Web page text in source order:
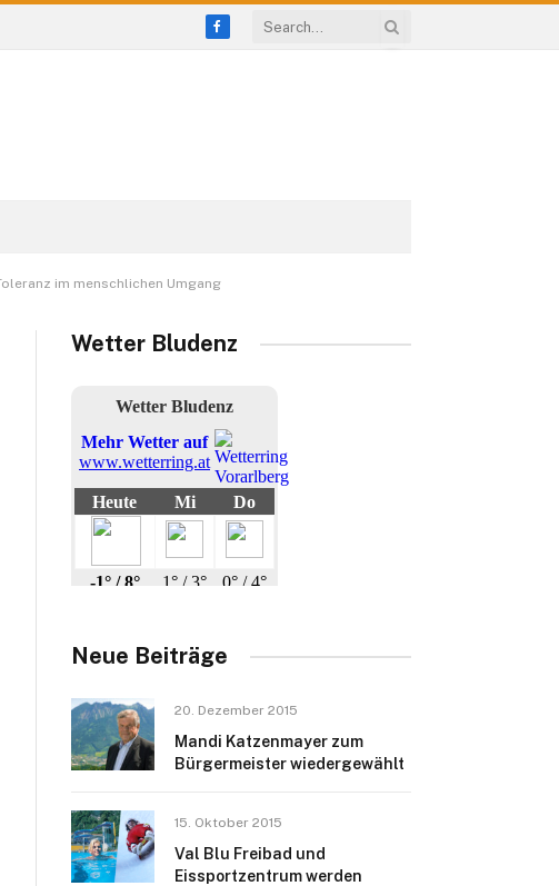
Facebook
im menschlichen Umgang
Wetter Bludenz
Neue Beiträge
20. Dezember 2015
Mandi Katzenmayer zum
Bürgermeister wiedergewählt
15. Oktober 2015
Val Blu Freibad und
Eissportzentrum werden